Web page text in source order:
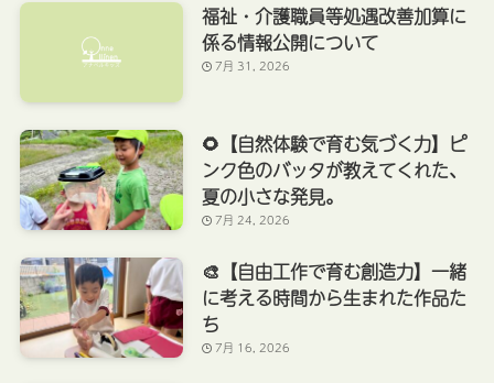
福祉・介護職員等処遇改善加算に
係る情報公開について
7月 31, 2026
🌻【自然体験で育む気づく力】ピ
ンク色のバッタが教えてくれた、
夏の小さな発見。
7月 24, 2026
🎨【自由工作で育む創造力】一緒
に考える時間から生まれた作品た
ち
7月 16, 2026